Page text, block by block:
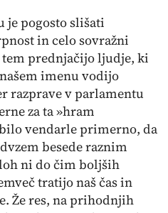
je pogosto slišati
in celo sovražni
tem prednjačijo ljudje, ki
imenu vodijo
razprave v parlamentu
za ta »hram
vendarle primerno, da
besede raznim
ni do čim boljših
tratijo naš čas in
Že res, na prihodnjih